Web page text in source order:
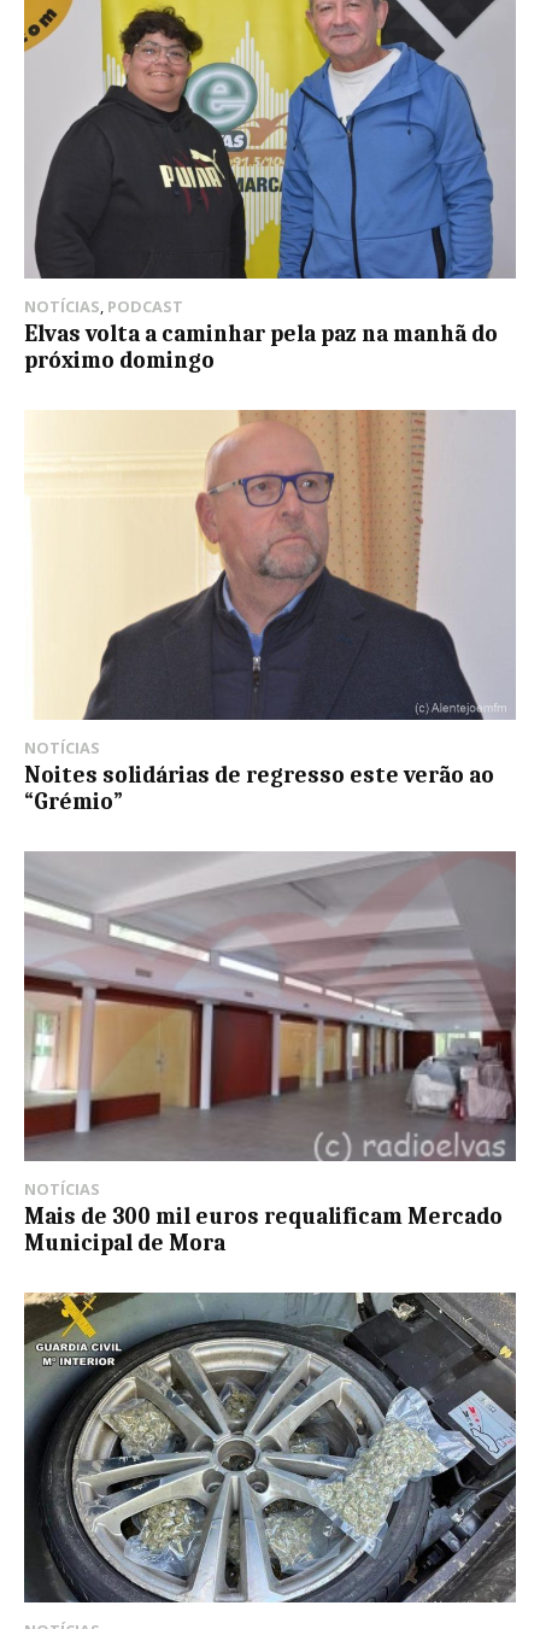
NOTÍCIAS, PODCAST
Elvas volta a caminhar pela paz na manhã do
próximo domingo
NOTÍCIAS
Noites solidárias de regresso este verão ao
“Grémio”
NOTÍCIAS
Mais de 300 mil euros requalificam Mercado
Municipal de Mora